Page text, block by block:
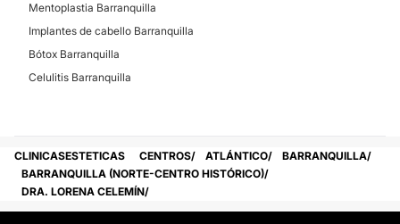
Mentoplastia Barranquilla
Implantes de cabello Barranquilla
Bótox Barranquilla
Celulitis Barranquilla
CLINICASESTETICAS CENTROS ATLÁNTICO
BARRANQUILLA
BARRANQUILLA (NORTE-CENTRO HISTÓRICO)
DRA. LORENA CELEMÍN